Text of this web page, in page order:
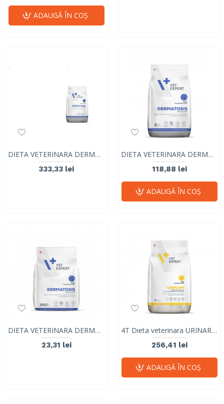
ADAUGĂ ÎN COŞ
DIETA VETERINARA DERMATOSIS CAT, VETEXPERT, RATA & OREZ, 6 KG
333,33 lei
DIETA VETERINARA DERMATOSIS CAT, VETEXPERT, RATA & OREZ, 2KG
118,88 lei
ADAUGĂ ÎN COŞ
DIETA VETERINARA DERMATOSIS CAT, VETEXPERT, RATA & OREZ, 250 g
23,31 lei
4T Dieta veterinara URINARY CAT, VetExpert, 6 Kg
256,41 lei
ADAUGĂ ÎN COŞ